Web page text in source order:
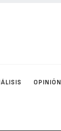
OPINIÓN